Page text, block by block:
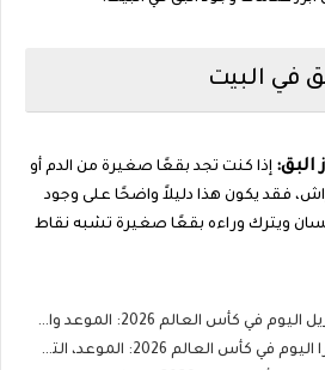
في البيت
إذا كنت تجد بقعًا صغيرة من الدم أو
فقد يكون هذا دليلاً واضحًا على وجود
ويترك وراءه بقعًا صغيرة تشبه نقاط
2026: الموعد والقنوات الناقلة والتشكيل
الموعد، التشكيل، والقنوات الناقلة